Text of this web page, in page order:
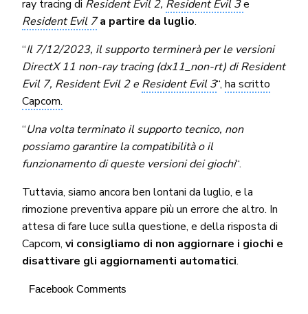
ray tracing di Resident Evil 2, Resident Evil 3e
Resident Evil 7 a partire da luglio.
“Il 7/12/2023, il supporto terminerà per le versioni
DirectX 11 non-ray tracing (dx11_non-rt) di Resident
Evil 7, Resident Evil 2 e Resident Evil 3“,ha scritto
Capcom.
“Una volta terminato il supporto tecnico, non
possiamo garantire la compatibilità o il
funzionamento di queste versioni dei giochi“.
Tuttavia, siamo ancora ben lontani da luglio, e la
rimozione preventiva appare più un errore che altro. In
attesa di fare luce sulla questione, e della risposta di
Capcom, vi consigliamo di non aggiornare i giochi e
disattivare gli aggiornamenti automatici.
Facebook Comments